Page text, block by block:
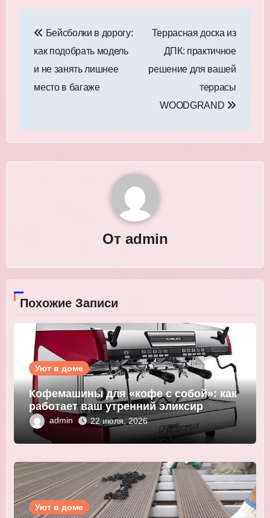
по
записям
Бейсболки в дорогу:
как подобрать модель
и не занять лишнее
место в багаже
Террасная доска из
ДПК: практичное
решение для вашей
террасы
WOODGRAND
От admin
Похожие Записи
Уют в доме
Кофемашины для «кофе с собой»: как
работает ваш утренний эликсир
admin 22 июля, 2026
Уют в доме